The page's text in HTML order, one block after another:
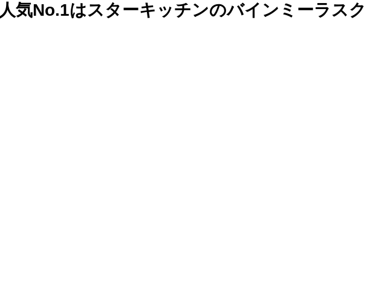
人気No.1はスターキッチンのバインミーラスク